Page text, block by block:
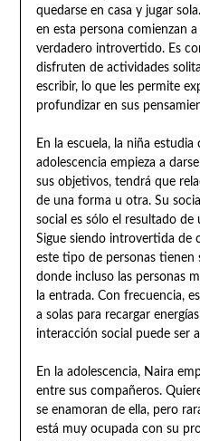
quedarse en casa y jugar
en esta persona comienzan
verdadero introvertido. Es
disfruten de actividades
escribir, lo que les permite
profundizar en sus
En la escuela, la niña
adolescencia empieza a
sus objetivos, tendrá que
de una forma u otra. Su
social es sólo el resultado de
Sigue siendo introvertida de
este tipo de personas
donde incluso las personas
la entrada. Con frecuencia,
a solas para recargar
interacción social puede ser
En la adolescencia, Naira
entre sus compañeros.
se enamoran de ella, pero
está muy ocupada con su